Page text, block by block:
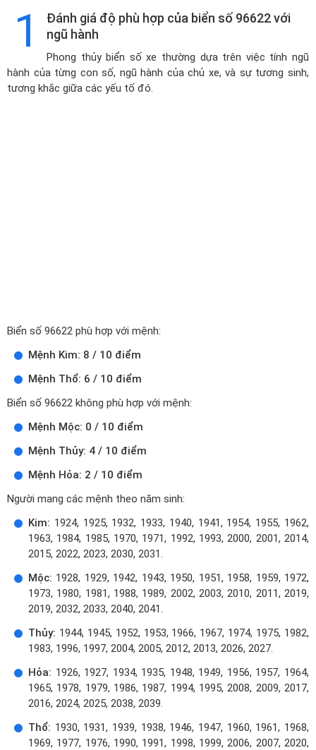
1
Đánh giá độ phù hợp của biển số 96622 với
ngũ hành
Phong thủy biển số xe thường dựa trên việc tính ngũ
hành của từng con số, ngũ hành của chủ xe, và sự tương sinh,
tương khắc giữa các yếu tố đó.
Biển số 96622 phù hợp với mệnh:
Mệnh Kim: 8 / 10 điểm
Mệnh Thổ: 6 / 10 điểm
Biển số 96622 không phù hợp với mệnh:
Mệnh Mộc: 0 / 10 điểm
Mệnh Thủy: 4 / 10 điểm
Mệnh Hỏa: 2 / 10 điểm
Người mang các mệnh theo năm sinh:
Kim: 1924, 1925, 1932, 1933, 1940, 1941, 1954, 1955, 1962,
1963, 1984, 1985, 1970, 1971, 1992, 1993, 2000, 2001, 2014,
2015, 2022, 2023, 2030, 2031.
Mộc: 1928, 1929, 1942, 1943, 1950, 1951, 1958, 1959, 1972,
1973, 1980, 1981, 1988, 1989, 2002, 2003, 2010, 2011, 2019,
2019, 2032, 2033, 2040, 2041.
Thủy: 1944, 1945, 1952, 1953, 1966, 1967, 1974, 1975, 1982,
1983, 1996, 1997, 2004, 2005, 2012, 2013, 2026, 2027.
Hỏa: 1926, 1927, 1934, 1935, 1948, 1949, 1956, 1957, 1964,
1965, 1978, 1979, 1986, 1987, 1994, 1995, 2008, 2009, 2017,
2016, 2024, 2025, 2038, 2039.
Thổ: 1930, 1931, 1939, 1938, 1946, 1947, 1960, 1961, 1968,
1969, 1977, 1976, 1990, 1991, 1998, 1999, 2006, 2007, 2020,